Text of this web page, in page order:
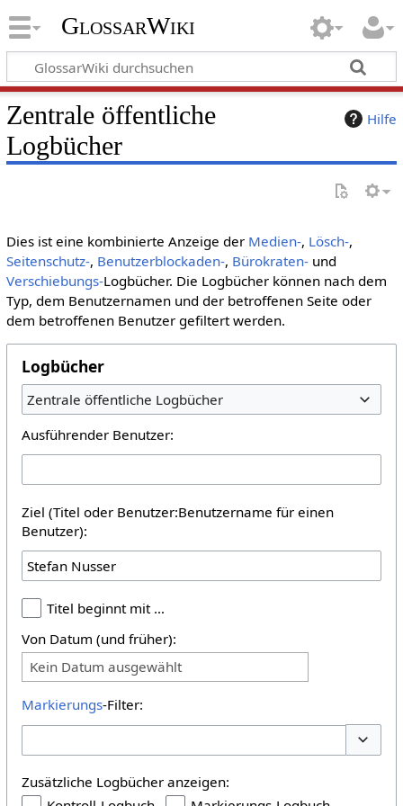
GlossarWiki
Hilfe
Zentrale öffentliche
Logbücher
Dies ist eine kombinierte Anzeige der Medien-, Lösch-,
Seitenschutz-, Benutzerblockaden-, Bürokraten-und
Verschiebungs-Logbücher. Die Logbücher können nach dem
Typ, dem Benutzernamen und der betroffenen Seite oder
dem betroffenen Benutzer gefiltert werden.
Logbücher
Zentrale öffentliche Logbücher
Ausführender Benutzer:
Ziel (Titel oder Benutzer:Benutzername für einen
Benutzer):
Titel beginnt mit …
Von Datum (und früher):
Kein Datum ausgewählt
Markierungs-Filter:
Zusätzliche Logbücher anzeigen: